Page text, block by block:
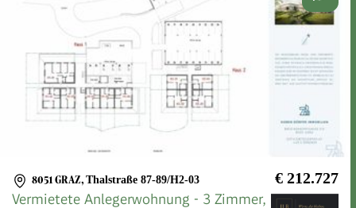
8051 GRAZ, Thalstraße 87-89/H2-03 € 212.727
Vermietete Anlegerwohnung - 3 Zimmer,